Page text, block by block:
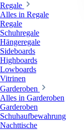
Regale
Alles in Regale
Regale
Schuhregale
Hängeregale
Sideboards
Highboards
Lowboards
Vitrinen
Garderoben
Alles in Garderoben
Garderoben
Schuhaufbewahrung
Nachttische